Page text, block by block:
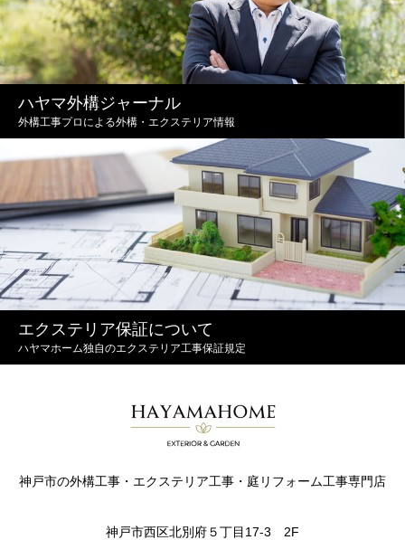
ハヤマ外構ジャーナル
外構工事プロによる外構・エクステリア情報
エクステリア保証について
ハヤマホーム独自のエクステリア工事保証規定
神戸市の外構工事・エクステリア工事・庭リフォーム工事専門店
神戸市西区北別府５丁目17-3 2F